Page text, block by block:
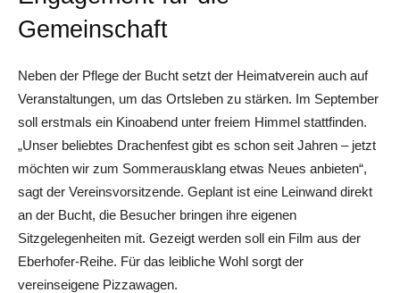
Gemeinschaft
Neben der Pflege der Bucht setzt der Heimatverein auch auf
Veranstaltungen, um das Ortsleben zu stärken. Im September
soll erstmals ein Kinoabend unter freiem Himmel stattfinden.
„Unser beliebtes Drachenfest gibt es schon seit Jahren – jetzt
möchten wir zum Sommerausklang etwas Neues anbieten“,
sagt der Vereinsvorsitzende. Geplant ist eine Leinwand direkt
an der Bucht, die Besucher bringen ihre eigenen
Sitzgelegenheiten mit. Gezeigt werden soll ein Film aus der
Eberhofer-Reihe. Für das leibliche Wohl sorgt der
vereinseigene Pizzawagen.